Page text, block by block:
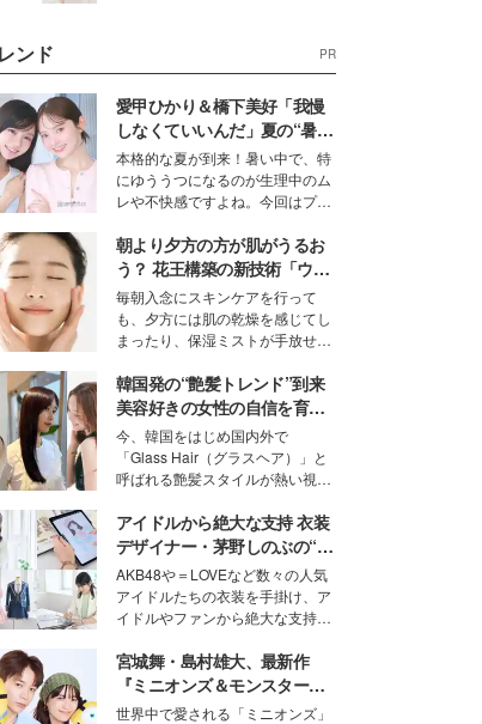
ンド PR
愛甲ひかり＆橋下美好「我慢
しなくていいんだ」夏の“暑さ
対策”の新しい選択肢とは？
本格的な夏が到来！暑い中で、特
にゆううつになるのが生理中のム
レや不快感ですよね。今回はプラ
モデル・愛甲ひかりさんと橋下美
好さんを迎えて本音で女子会トー
ク。猛暑のお出かけを快適に過ご
すヒントや、2人が感動した夏の
生理の新常識にも迫りました。
朝より夕方の方が肌がうるお
う？ 花王構築の新技術「ウォ
ーターキャプチャリングスキ
ン（捕水肌）」がスキンケア
の常識を変える予感
毎朝入念にスキンケアを行って
も、夕方には肌の乾燥を感じてし
まったり、保湿ミストが手放せな
な美容の常識を大きく変える可能
性を秘めた、革新的な「Water
Capturing Skin（ウォーターキャ
プチャリングスキン：捕水肌）」
技術を、花王が構築した。
韓国発の“艶髪トレンド”到来
美容好きの女性の自信を育む
「ヘアケア事情」って？
今、韓国をはじめ国内外で
「Glass Hair（グラスヘア）」と
呼ばれる艶髪スタイルが熱い視線
ションの完成度を高めるベースと
して、“髪そのものの美しさ”に改
めて注目する人が増えている様
子。今回は、そんな憧れの艶やか
な髪を日常で叶える、美容好きの
女性たちのヘアケア事情を紹介し
ます。
アイドルから絶大な支持 衣装
デザイナー・茅野しのぶの“可
愛い”を作る美学＜「シチズン
クロスシー」インタビュー＞
AKB48や＝LOVEなど数々の人気
アイドルたちの衣装を手掛け、ア
イドルやファンから絶大な支持を
取締役兼クリエイティブディレク
ター・茅野しのぶ。一人ひとりの
個性に寄り添い、魅力を引き出す
宮城舞・島村雄大、最新作
『ミニオンズ＆モンスター
ズ』の魅力熱弁 ハチャメチャ
世界中で愛される「ミニオンズ」